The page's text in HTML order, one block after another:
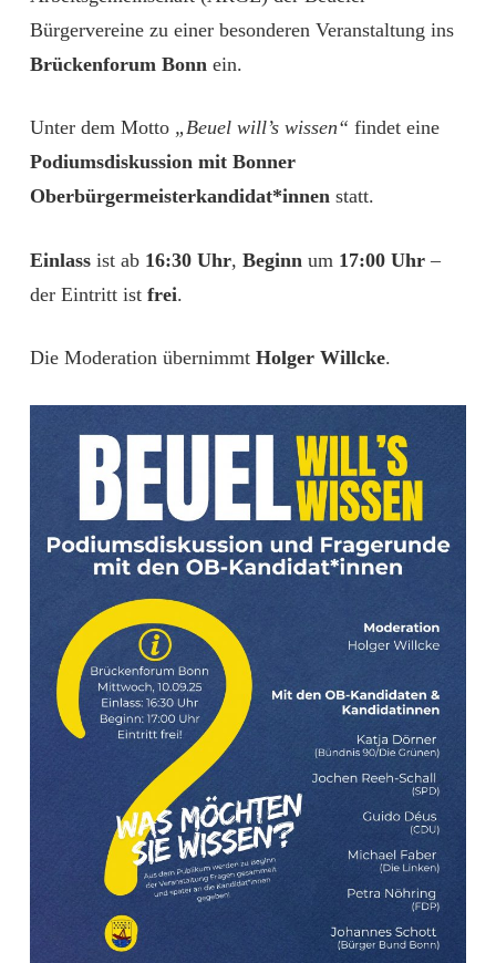
Bürgervereine zu einer besonderen Veranstaltung ins
Brückenforum Bonn ein.
Unter dem Motto „Beuel will’s wissen“ findet eine
Podiumsdiskussion mit Bonner
Oberbürgermeisterkandidat*innenstatt.
Einlassist ab 16:30 Uhr, Beginn um 17:00 Uhr–
der Eintritt ist frei.
Die Moderation übernimmt Holger Willcke.